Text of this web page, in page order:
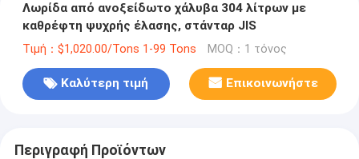
Λωρίδα από ανοξείδωτο χάλυβα 304 λίτρων με
καθρέφτη ψυχρής έλασης, στάνταρ JIS
Τιμή：$1,020.00/Tons 1-99 Tons MOQ：1 τόνος
Καλύτερη τιμή Επικοινωνήστε
Περιγραφή Προϊόντων